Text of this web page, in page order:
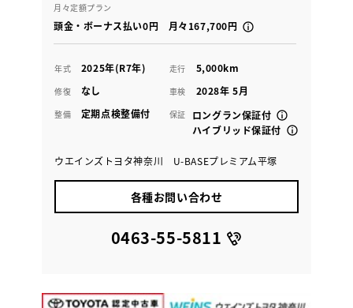
月々定額プラン
頭金・ボーナス払い0円 月々167,700円
年式 2025年(R7年) 走行 5,000km
修復 なし 車検 2028年 5月
整備 定期点検整備付 保証
ロングラン保証付
ハイブリッド保証付
ウエインズトヨタ神奈川 U-BASEプレミアム平塚
各種お問い合わせ
0463-55-5811